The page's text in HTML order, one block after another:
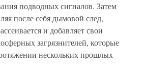
подводных сигналов. Затем
после себя дымовой след,
и добавляет свои
загрязнителей, которые
нескольких прошлых